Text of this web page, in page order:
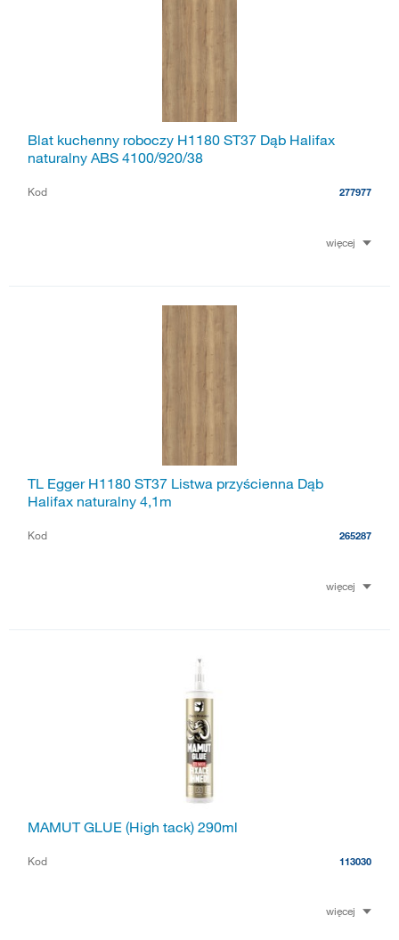
Blat kuchenny roboczy H1180 ST37 Dąb Halifax
naturalny ABS 4100/920/38
Kod 277977
więcej
TL Egger H1180 ST37 Listwa przyścienna Dąb
Halifax naturalny 4,1m
Kod 265287
więcej
MAMUT GLUE (High tack) 290ml
Kod 113030
więcej